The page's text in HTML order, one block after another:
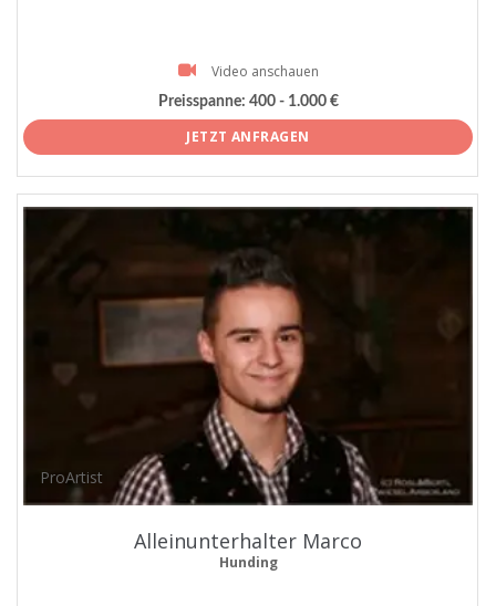
Video anschauen
Preisspanne: 400 - 1.000 €
JETZT ANFRAGEN
ProArtist
Alleinunterhalter Marco
Hunding